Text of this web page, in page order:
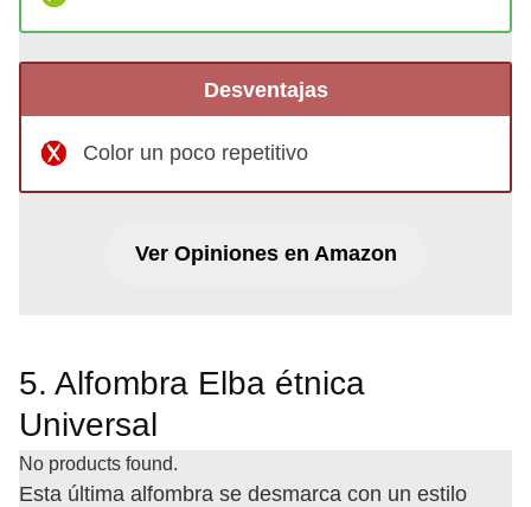
Desventajas
Color un poco repetitivo
Ver Opiniones en Amazon
5. Alfombra Elba étnica
Universal
No products found.
Esta última alfombra se desmarca con un estilo